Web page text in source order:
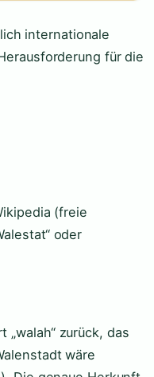
internationale
für die
(freie
oder
zurück, das
wäre